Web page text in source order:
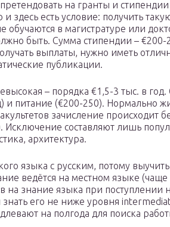
претендовать на гранты и стипендии
здесь есть условие: получить
в магистратуре или
быть. Сумма стипендии – €200-
выплаты, нужно иметь
публикации.
– порядка €1,5-3 тыс. в
и питание (€200-250). Нормально
зачисление происходит
Исключение составляют лишь
архитектура.
языка с русским, потому
ведётся на местном языке
на знание языка при поступлении
его не ниже уровня
на полгода для поиска